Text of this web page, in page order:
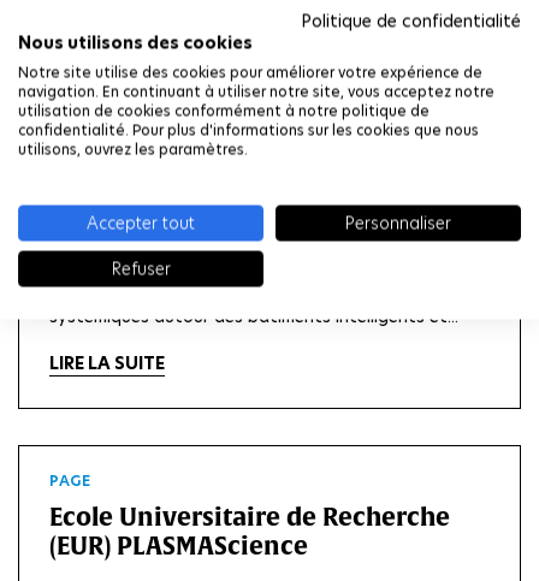
Politique de confidentialité
Nous utilisons des cookies
Notre site utilise des cookies pour améliorer votre expérience de
navigation. En continuant à utiliser notre site, vous acceptez notre
utilisation de cookies conformément à notre politique de
confidentialité. Pour plus d'informations sur les cookies que nous
utilisons, ouvrez les paramètres.
Accepter tout
Personnaliser
Refuser
ÉVÈNEMENT
Université d'été E4C : Des bâtiments
intelligents aux villes intelligentes
Du 5 au 9 juillet 2021, l'université d'été du Centre
Interdisciplinaire E4C invitera des étudiants de
Master et de Doctorat de toutes disciplines, en
France et à l'international, à aborder les questions
systémiques autour des bâtiments intelligents et...
LIRE LA SUITE
PAGE
Ecole Universitaire de Recherche
(EUR) PLASMAScience